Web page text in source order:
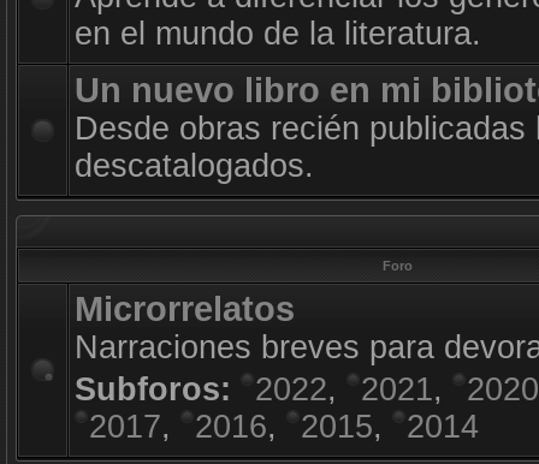
en el mundo de la literatura.
Un nuevo libro en mi
Desde obras recién publicadas
descatalogados.
Foro
Microrrelatos
Narraciones breves para
Subforos:
2022, 2021,
2020
2017, 2016, 2015, 2014